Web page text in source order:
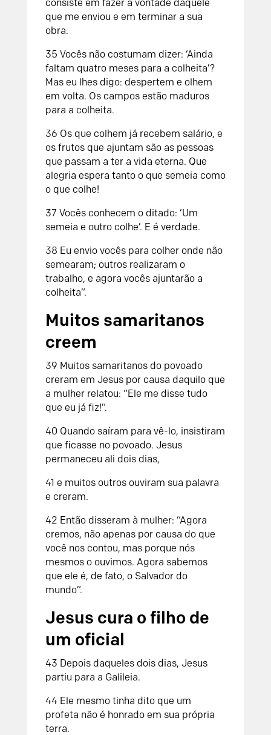
consiste em fazer a vontade daquele
que me enviou e em terminar a sua
obra.
35 Vocês não costumam dizer: ‘Ainda
faltam quatro meses para a colheita’?
Mas eu lhes digo: despertem e olhem
em volta. Os campos estão maduros
para a colheita.
36 Os que colhem já recebem salário, e
os frutos que ajuntam são as pessoas
que passam a ter a vida eterna. Que
alegria espera tanto o que semeia como
o que colhe!
37 Vocês conhecem o ditado: ‘Um
semeia e outro colhe’. E é verdade.
38 Eu envio vocês para colher onde não
semearam; outros realizaram o
trabalho, e agora vocês ajuntarão a
colheita”.
Muitos samaritanos
creem
39 Muitos samaritanos do povoado
creram em Jesus por causa daquilo que
a mulher relatou: “Ele me disse tudo
que eu já fiz!”.
40 Quando saíram para vê-lo, insistiram
que ficasse no povoado. Jesus
permaneceu ali dois dias,
41 e muitos outros ouviram sua palavra
e creram.
42 Então disseram à mulher: “Agora
cremos, não apenas por causa do que
você nos contou, mas porque nós
mesmos o ouvimos. Agora sabemos
que ele é, de fato, o Salvador do
mundo”.
Jesus cura o filho de
um oficial
43 Depois daqueles dois dias, Jesus
partiu para a Galileia.
44 Ele mesmo tinha dito que um
profeta não é honrado em sua própria
terra.